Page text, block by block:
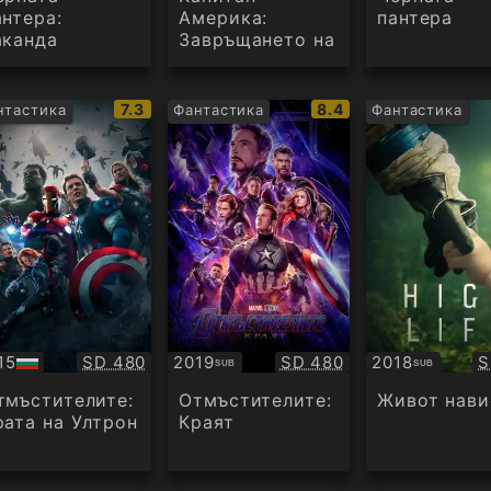
Америка:
Завръщането на
пантера
IMDb
рейтинг:
7.3
Качество:
SD 480
на Ултрон
Фантастика
IMDb
рейтинг:
8.4
2019SUB
Субтитри Качество:
SD 480
Отмъстителите:
Краят
Фантастика
2018SUB
Субтитри
Живот